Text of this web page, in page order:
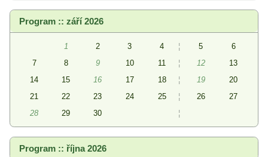
Program :: září 2026
1 2 3 4 ¦ 5
6
7
8 9 10 11 ¦ 12
13
14
15 16 17 18 ¦ 19
20
21
22 23 24 25 ¦ 26
27
28
29 30 ¦
Program :: října 2026